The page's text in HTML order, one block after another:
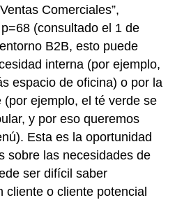
Comerciales”,
(consultado el 1 de
B2B, esto puede
interna (por ejemplo,
espacio de oficina) o por la
ejemplo, el té verde se
y por eso queremos
Esta es la oportunidad
sobre las necesidades de
ser difícil saber
cliente o cliente potencial